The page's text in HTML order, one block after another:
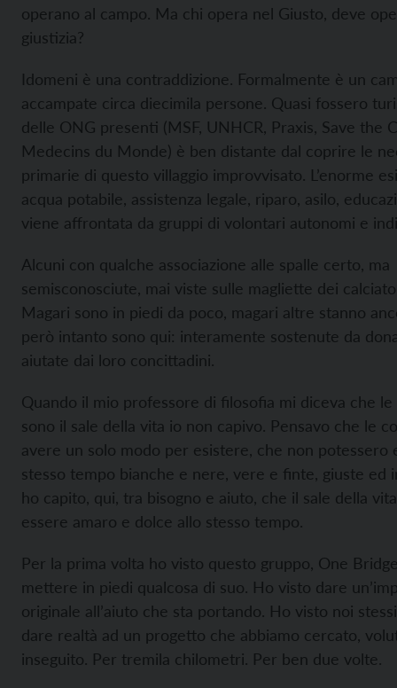
operano al campo. Ma chi opera nel Giusto, deve
giustizia?
Idomeni è una contraddizione. Formalmente è un
accampate circa diecimila persone. Quasi fossero
delle ONG presenti (MSF, UNHCR, Praxis, Save the
Medecins du Monde) è ben distante dal coprire le
primarie di questo villaggio improvvisato. L’enorme
acqua potabile, assistenza legale, riparo, asilo,
viene affrontata da gruppi di volontari autonomi e
Alcuni con qualche associazione alle spalle certo, ma
semisconosciute, mai viste sulle magliette dei
Magari sono in piedi da poco, magari altre stanno
però intanto sono qui: interamente sostenute da
aiutate dai loro concittadini.
Quando il mio professore di filosofia mi diceva che
sono il sale della vita io non capivo. Pensavo che le
avere un solo modo per esistere, che non potessero
stesso tempo bianche e nere, vere e finte, giuste ed
ho capito, qui, tra bisogno e aiuto, che il sale della
essere amaro e dolce allo stesso tempo.
Per la prima volta ho visto questo gruppo, One
mettere in piedi qualcosa di suo. Ho visto dare
originale all’aiuto che sta portando. Ho visto noi
dare realtà ad un progetto che abbiamo cercato,
inseguito. Per tremila chilometri. Per ben due volte.